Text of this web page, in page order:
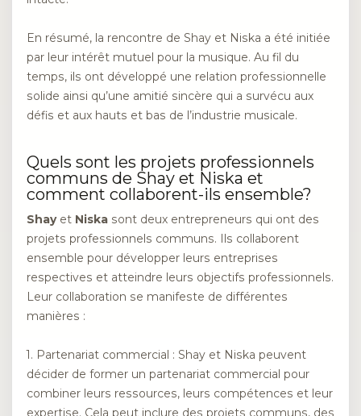
En résumé, la rencontre de Shay et Niska a été initiée
par leur intérêt mutuel pour la musique. Au fil du
temps, ils ont développé une relation professionnelle
solide ainsi qu’une amitié sincère qui a survécu aux
défis et aux hauts et bas de l’industrie musicale.
Quels sont les projets professionnels
communs de Shay et Niska et
comment collaborent-ils ensemble?
Shayet Niska sont deux entrepreneurs qui ont des
projets professionnels communs. Ils collaborent
ensemble pour développer leurs entreprises
respectives et atteindre leurs objectifs professionnels.
Leur collaboration se manifeste de différentes
manières :
1. Partenariat commercial : Shay et Niska peuvent
décider de former un partenariat commercial pour
combiner leurs ressources, leurs compétences et leur
expertise. Cela peut inclure des projets communs, des